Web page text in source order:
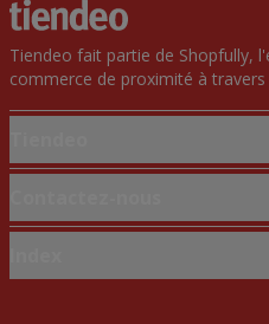
Tiendeo fait partie de Shopfully,
commerce de proximité à
Solutions professionnelles
Magasin mal situé sur la carte